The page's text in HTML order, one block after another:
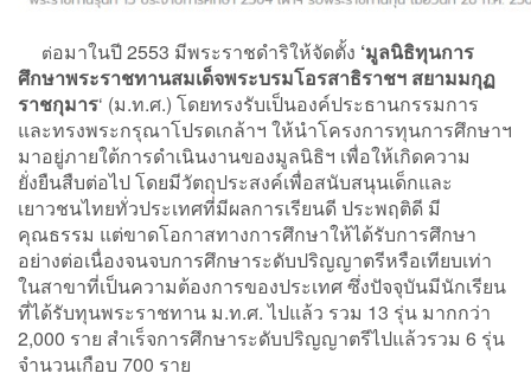
ต่อมาในปี 2553 มีพระราชดำริให้จัดตั้ง ‘มูลนิธิทุนการ
ศึกษาพระราชทานสมเด็จพระบรมโอรสาธิราชฯ สยามมกุฏ
ราชกุมาร‘ (ม.ท.ศ.) โดยทรงรับเป็นองค์ประธานกรรมการ
และทรงพระกรุณาโปรดเกล้าฯ ให้นำโครงการทุนการศึกษาฯ
มาอยู่ภายใต้การดำเนินงานของมูลนิธิฯ เพื่อให้เกิดความ
ยั่งยืนสืบต่อไป โดยมีวัตถุประสงค์เพื่อสนับสนุนเด็กและ
เยาวชนไทยทั่วประเทศที่มีผลการเรียนดี ประพฤติดี มี
คุณธรรม แต่ขาดโอกาสทางการศึกษาให้ได้รับการศึกษา
อย่างต่อเนื่องจนจบการศึกษาระดับปริญญาตรีหรือเทียบเท่า
ในสาขาที่เป็นความต้องการของประเทศ ซึ่งปัจจุบันมีนักเรียน
ที่ได้รับทุนพระราชทาน ม.ท.ศ. ไปแล้ว รวม 13 รุ่น มากกว่า
2,000 ราย สำเร็จการศึกษาระดับปริญญาตรีไปแล้วรวม 6 รุ่น
จำนวนเกือบ 700 ราย